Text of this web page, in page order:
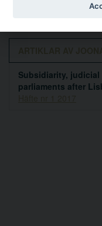
Joonas
Subsidiarity,
parliaments after